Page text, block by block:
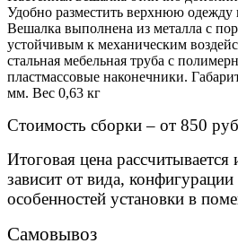
Удобно разместить верхнюю
Вешалка выполнена из металла с
устойчивым к механическим
стальная мебельная труба с
пластмассовые наконечники.
мм. Вес 0,63 кг
Стоимость сборки – от 850
Итоговая цена
зависит от вида,
особенностей установки в
Самовывоз